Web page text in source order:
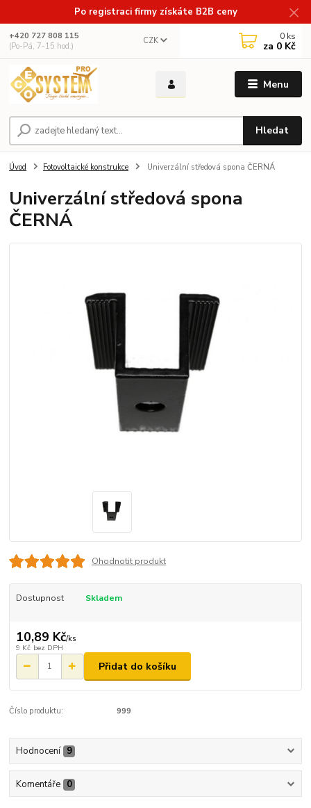
Po registraci firmy získáte B2B ceny
Menu
CZK
Hledat
+420 727 808 115
(Po-Pá, 7-15 hod.)
0 ks
za 0 Kč
Úvod Fotovoltaické konstrukce Univerzální středová spona ČERNÁ
Univerzální středová spona
ČERNÁ
Ohodnotit produkt
Dostupnost Skladem
10,89 Kč/ks
9 Kč bez DPH
Přidat do košíku
Číslo produktu: 999
Hodnocení 9
Komentáře 0